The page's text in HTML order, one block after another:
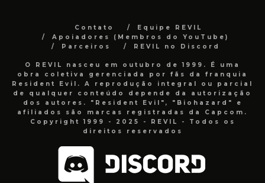
Contato
Equipe REVIL
Apoiadores (Membros do YouTube)
Parceiros
REVIL no Discord
O REVIL nasceu em outubro de 1999. É uma
obra coletiva gerenciada por fãs da franquia
Resident Evil. A reprodução integral ou parcial
de qualquer conteúdo depende da autorização
dos autores. "Resident Evil", "Biohazard" e
afiliados são marcas registradas da Capcom.
Copyright 1999 - 2025 - REVIL - Todos os
direitos reservados